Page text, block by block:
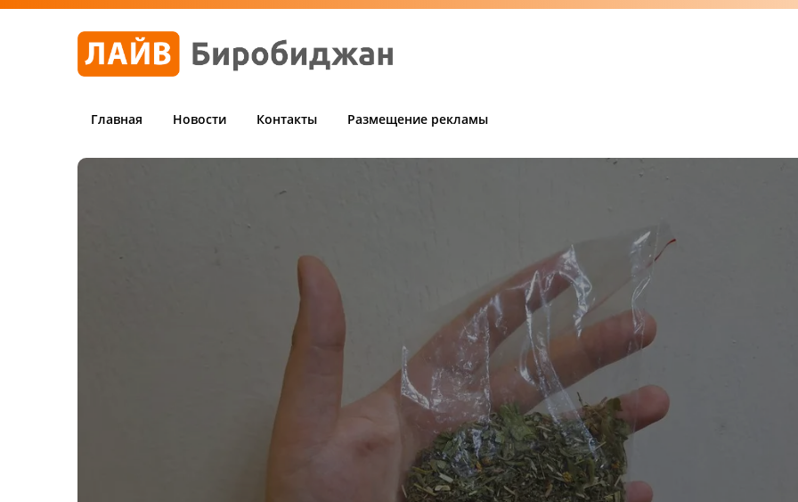
Главная Новости Контакты Размещение рекламы